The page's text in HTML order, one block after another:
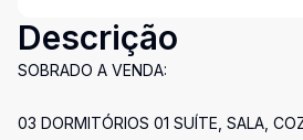
Descrição
SOBRADO A VENDA:
03 DORMITÓRIOS 01 SUÍTE, SALA,